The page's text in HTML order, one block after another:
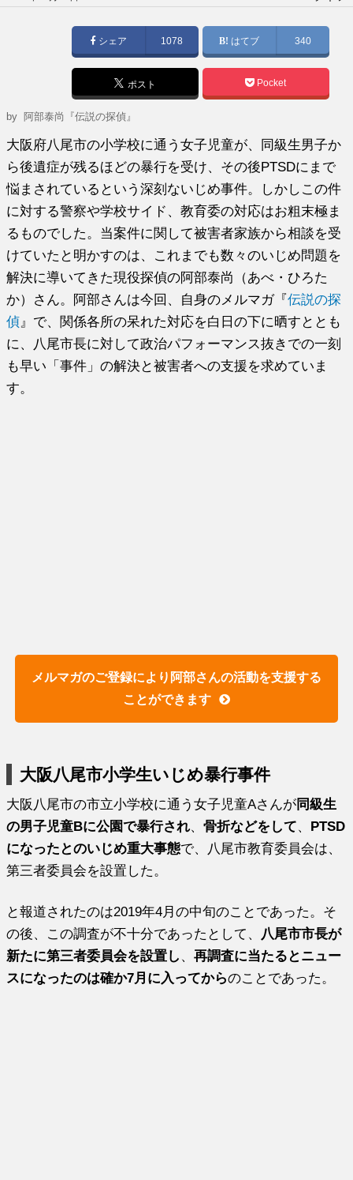
稿
シェア 1078 はてブ 340
ポスト Pocket
by 阿部泰尚『伝説の探偵』
大阪府八尾市の小学校に通う女子児童が、同級生男子か
ら後遺症が残るほどの暴行を受け、その後PTSDにまで
悩まされているという深刻ないじめ事件。しかしこの件
に対する警察や学校サイド、教育委の対応はお粗末極ま
るものでした。当案件に関して被害者家族から相談を受
けていたと明かすのは、これまでも数々のいじめ問題を
解決に導いてきた現役探偵の阿部泰尚（あべ・ひろた
か）さん。阿部さんは今回、自身のメルマガ『伝説の探
偵 』で、関係各所の呆れた対応を白日の下に晒すととも
に、八尾市長に対して政治パフォーマンス抜きでの一刻
も早い「事件」の解決と被害者への支援を求めていま
す。
メルマガのご登録により阿部さんの活動を支援する
ことができます
大阪八尾市小学生いじめ暴行事件
大阪八尾市の市立小学校に通う女子児童Aさんが同級生
の男子児童Bに公園で暴行され、骨折などをして、 PTSD
になったとのいじめ重大事態で、八尾市教育委員会は、
第三者委員会を設置した。
と報道されたのは2019年4月の中旬のことであった。そ
の後、この調査が不十分であったとして、 八尾市市長が
新たに第三者委員会を設置し 、再調査に当たるとニュー
スになったのは確か7月に入ってからのことであった。